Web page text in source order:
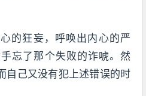
的狂妄，呼唤出内心的严
忘了那个失败的诈唬。然
自己又没有犯上述错误的时